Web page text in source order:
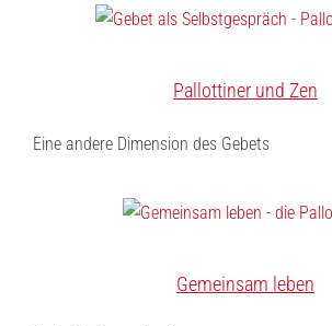
Pallottiner und Zen
Eine andere Dimension des Gebets
Gemeinsam leben